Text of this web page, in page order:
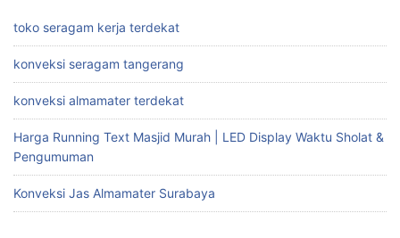
toko seragam kerja terdekat
konveksi seragam tangerang
konveksi almamater terdekat
Harga Running Text Masjid Murah | LED Display Waktu Sholat &
Pengumuman
Konveksi Jas Almamater Surabaya